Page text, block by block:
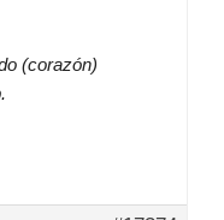
(corazón)